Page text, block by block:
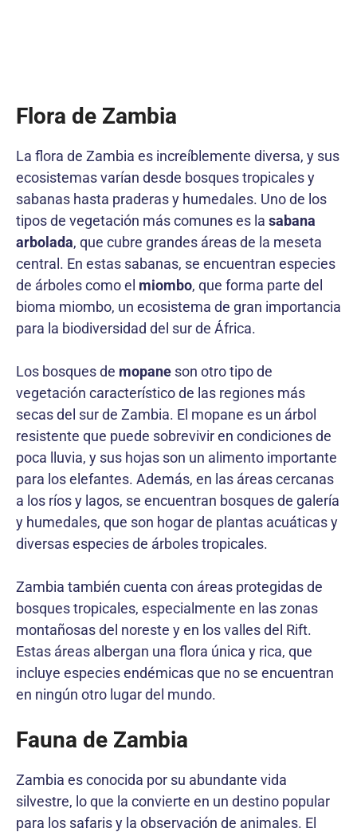
Flora de Zambia
La flora de Zambia es increíblemente diversa, y sus
ecosistemas varían desde bosques tropicales y
sabanas hasta praderas y humedales. Uno de los
tipos de vegetación más comunes es la sabana
arbolada, que cubre grandes áreas de la meseta
central. En estas sabanas, se encuentran especies
de árboles como el miombo, que forma parte del
bioma miombo, un ecosistema de gran importancia
para la biodiversidad del sur de África.
Los bosques de mopane son otro tipo de
vegetación característico de las regiones más
secas del sur de Zambia. El mopane es un árbol
resistente que puede sobrevivir en condiciones de
poca lluvia, y sus hojas son un alimento importante
para los elefantes. Además, en las áreas cercanas
a los ríos y lagos, se encuentran bosques de galería
y humedales, que son hogar de plantas acuáticas y
diversas especies de árboles tropicales.
Zambia también cuenta con áreas protegidas de
bosques tropicales, especialmente en las zonas
montañosas del noreste y en los valles del Rift.
Estas áreas albergan una flora única y rica, que
incluye especies endémicas que no se encuentran
en ningún otro lugar del mundo.
Fauna de Zambia
Zambia es conocida por su abundante vida
silvestre, lo que la convierte en un destino popular
para los safaris y la observación de animales. El